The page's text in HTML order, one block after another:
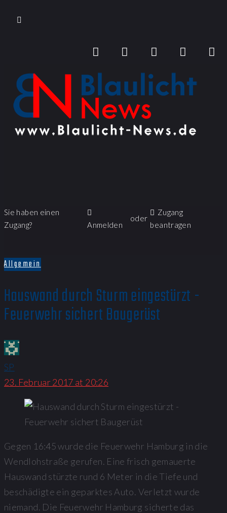
Sie haben einen
Zugang?
Anmelden
oder
Zugang
beantragen
Allgemein
Hauswand durch Sturm eingestürzt -
Feuerwehr sichert Baugerüst
SP
23. Februar 2017 at 20:26
Gegen 16:45 wurde die Feuerwehr Hamburg in die
Wendlohstraße gerufen. Eine frisch gemauerte
Hauswand stürzte rund 6 Meter in die Tiefe und
beschädigte ein geparktes Auto. Verletzt wurde
niemand. Die Feuerwehr Hamburg sicherte das